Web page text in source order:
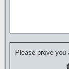
Please prove you